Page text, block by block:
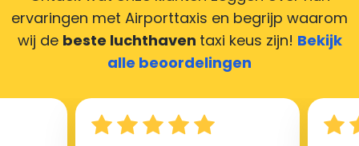
Hoeveel kost een luchthaven taxi transfer in
ervaringen met Airporttaxis en begrijp waarom
wij de beste luchthaven taxi keus zijn! Bekijk
alle beoordelingen